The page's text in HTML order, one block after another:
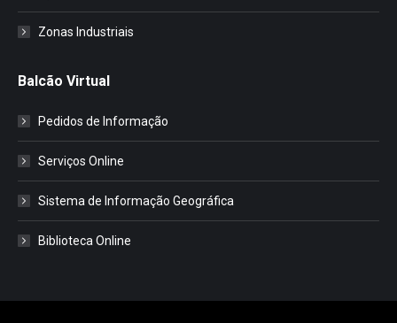
Zonas Industriais
Balcão Virtual
Pedidos de Informação
Serviços Online
Sistema de Informação Geográfica
Biblioteca Online